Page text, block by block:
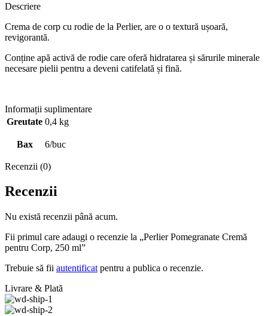
Descriere
Crema de corp cu rodie de la Perlier, are o o textură ușoară,
revigorantă.
Conține apă activă de rodie care oferă hidratarea și sărurile minerale
necesare pielii pentru a deveni catifelată și fină.
Informații suplimentare
Greutate 0,4 kg
Bax 6/buc
Recenzii (0)
Recenzii
Nu există recenzii până acum.
Fii primul care adaugi o recenzie la „Perlier Pomegranate Cremă
pentru Corp, 250 ml”
Trebuie să fii autentificat pentru a publica o recenzie.
Livrare & Plată